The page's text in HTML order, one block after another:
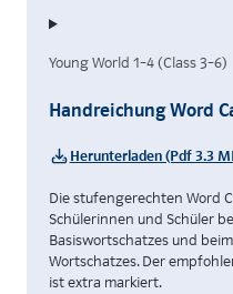
Young World 1–4 (Class 3–6)
Handreichung Word
Herunterladen (Pdf 3.3
Die stufengerechten Word
Schülerinnen und Schüler
Basiswortschatzes und
Wortschatzes. Der
ist extra markiert.